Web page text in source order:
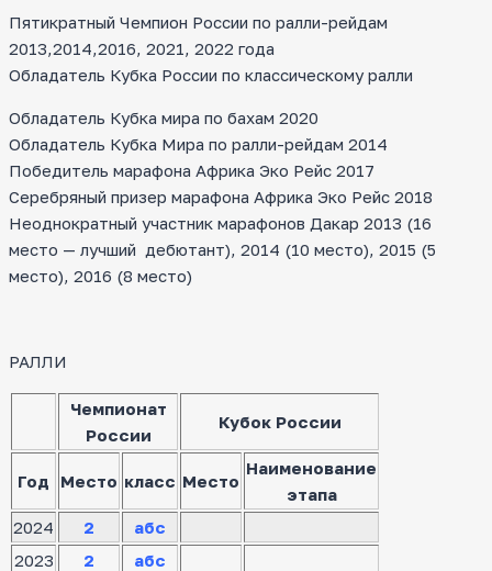
Пятикратный Чемпион России по ралли-рейдам
2013,2014,2016, 2021, 2022 года
Обладатель Кубка России по классическому ралли
Обладатель Кубка мира по бахам 2020
Обладатель Кубка Мира по ралли-рейдам 2014
Победитель марафона Африка Эко Рейс 2017
Серебряный призер марафона Африка Эко Рейс 2018
Неоднократный участник марафонов Дакар 2013 (16
место — лучший дебютант), 2014 (10 место), 2015 (5
место), 2016 (8 место)
РАЛЛИ
Чемпионат
России
Кубок России
Год Место класс Место
Наименование
этапа
2024
2
абс
2023
2
абс